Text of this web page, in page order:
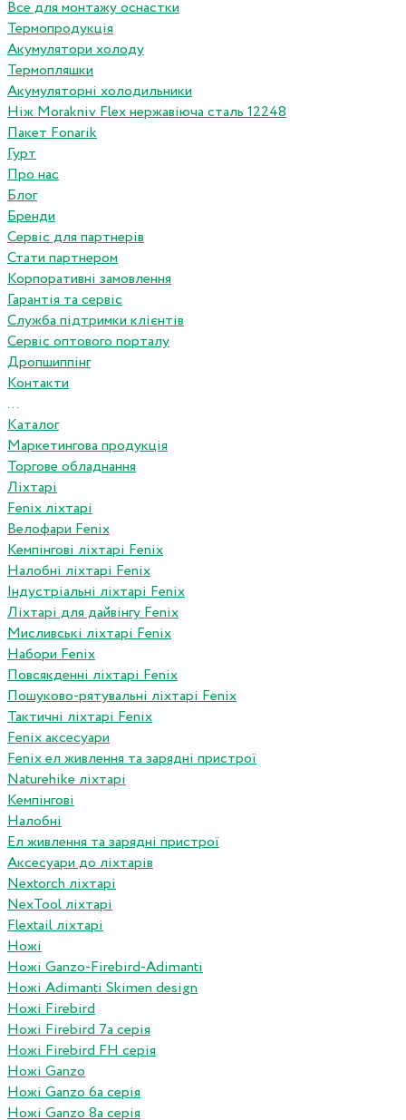
Все для монтажу оснастки
Термопродукція
Акумулятори холоду
Термопляшки
Акумуляторні холодильники
Ніж Morakniv Flex нержавіюча сталь 12248
Пакет Fonarik
Гурт
Про нас
Блог
Бренди
Сервіс для партнерів
Стати партнером
Корпоративні замовлення
Гарантія та сервіс
Служба підтримки клієнтів
Сервіс оптового порталу
Дропшиппінг
Контакти
...
Каталог
Маркетингова продукція
Торгове обладнання
Ліхтарі
Fenix ліхтарі
Велофари Fenix
Кемпінгові ліхтарі Fenix
Налобні ліхтарі Fenix
Індустріальні ліхтарі Fenix
Ліхтарі для дайвінгу Fenix
Мисливські ліхтарі Fenix
Набори Fenix
Повсякденні ліхтарі Fenix
Пошуково-рятувальні ліхтарі Fenix
Тактичні ліхтарі Fenix
Fenix аксесуари
Fenix ел живлення та зарядні пристрої
Naturehike ліхтарі
Кемпінгові
Налобні
Ел живлення та зарядні пристрої
Аксесуари до ліхтарів
Nextorch ліхтарі
NexTool ліхтарі
Flextail ліхтарі
Ножі
Ножі Ganzo-Firebird-Adimanti
Ножі Adimanti Skimen design
Ножі Firebird
Ножі Firebird 7а серія
Ножі Firebird FH серія
Ножі Ganzo
Ножі Ganzo 6а серія
Ножі Ganzo 8а серія